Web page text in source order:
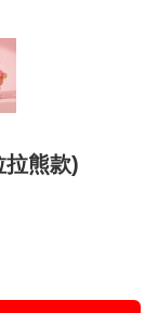
拉熊款)